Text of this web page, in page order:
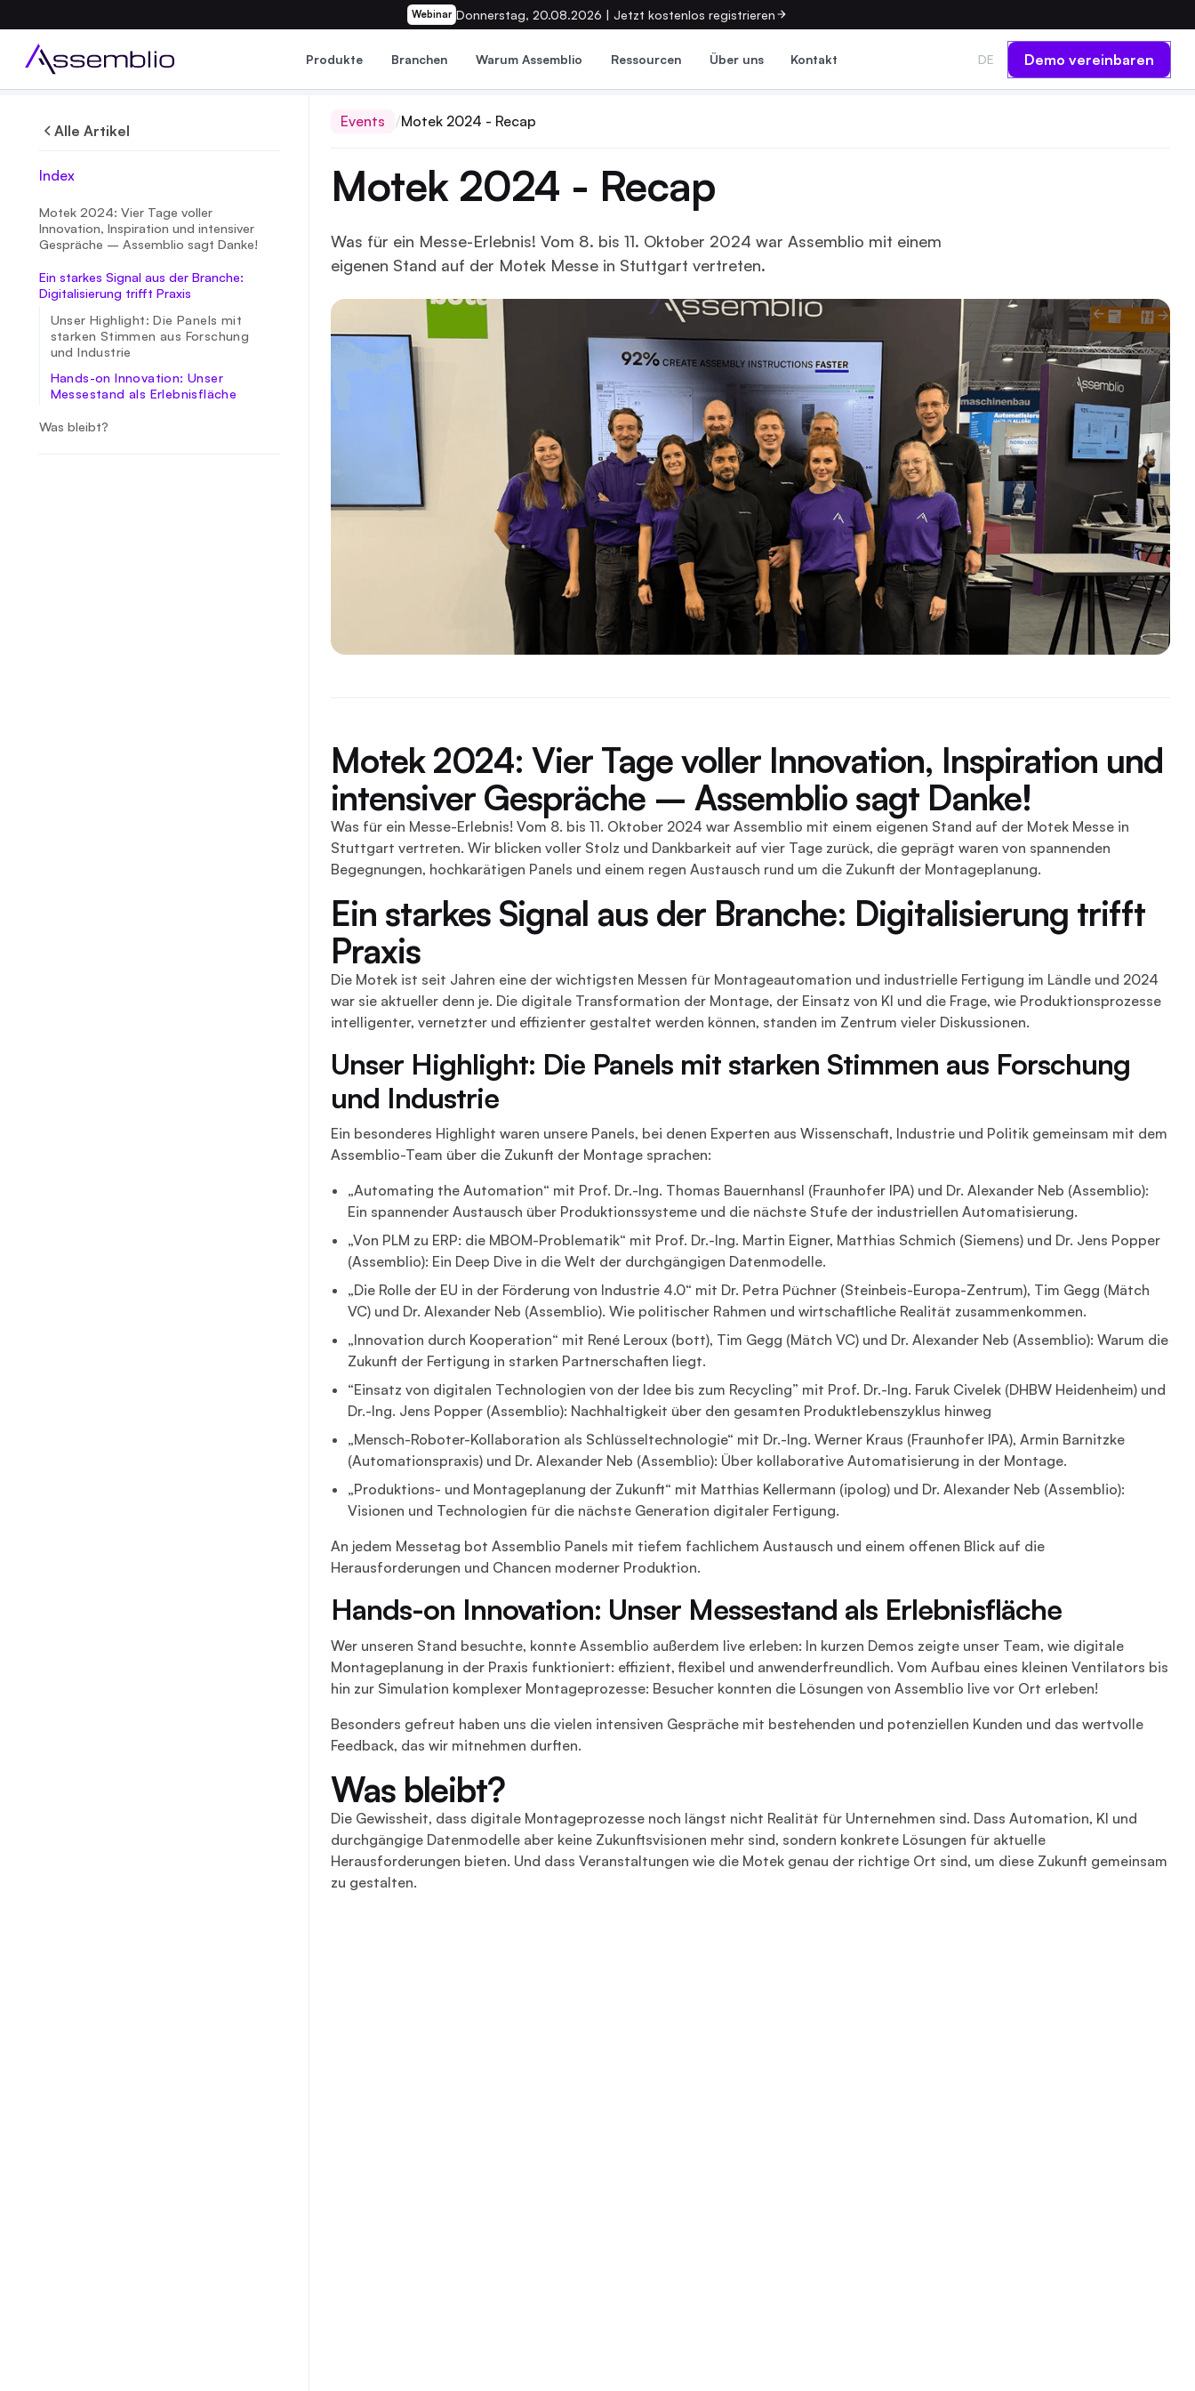
Webinar Donnerstag, 20.08.2026 | Jetzt kostenlos registrieren
Produkte Branchen Warum Assemblio Ressourcen Über uns Kontakt DE Demo vereinbaren
Alle Artikel
Index
Motek 2024: Vier Tage voller
Innovation, Inspiration und intensiver
Gespräche – Assemblio sagt Danke!
Ein starkes Signal aus der Branche:
Digitalisierung trifft Praxis
Unser Highlight: Die Panels mit
starken Stimmen aus Forschung
und Industrie
Hands-on Innovation: Unser
Messestand als Erlebnisfläche
Was bleibt?
Events Motek 2024 - Recap
Motek 2024 - Recap
Was für ein Messe-Erlebnis! Vom 8. bis 11. Oktober 2024 war Assemblio mit einem
eigenen Stand auf der Motek Messe in Stuttgart vertreten.
Motek 2024: Vier Tage voller Innovation, Inspiration und
intensiver Gespräche – Assemblio sagt Danke!
Was für ein Messe-Erlebnis! Vom 8. bis 11. Oktober 2024 war Assemblio mit einem eigenen Stand auf der Motek Messe in
Stuttgart vertreten. Wir blicken voller Stolz und Dankbarkeit auf vier Tage zurück, die geprägt waren von spannenden
Begegnungen, hochkarätigen Panels und einem regen Austausch rund um die Zukunft der Montageplanung.
Ein starkes Signal aus der Branche: Digitalisierung trifft
Praxis
Die Motek ist seit Jahren eine der wichtigsten Messen für Montageautomation und industrielle Fertigung im Ländle und 2024
war sie aktueller denn je. Die digitale Transformation der Montage, der Einsatz von KI und die Frage, wie Produktionsprozesse
intelligenter, vernetzter und effizienter gestaltet werden können, standen im Zentrum vieler Diskussionen.
Unser Highlight: Die Panels mit starken Stimmen aus Forschung
und Industrie
Ein besonderes Highlight waren unsere Panels, bei denen Experten aus Wissenschaft, Industrie und Politik gemeinsam mit dem
Assemblio-Team über die Zukunft der Montage sprachen:
„Automating the Automation“ mit Prof. Dr.-Ing. Thomas Bauernhansl (Fraunhofer IPA) und Dr. Alexander Neb (Assemblio):
Ein spannender Austausch über Produktionssysteme und die nächste Stufe der industriellen Automatisierung.
„Von PLM zu ERP: die MBOM-Problematik“ mit Prof. Dr.-Ing. Martin Eigner, Matthias Schmich (Siemens) und Dr. Jens Popper
(Assemblio): Ein Deep Dive in die Welt der durchgängigen Datenmodelle.
„Die Rolle der EU in der Förderung von Industrie 4.0“ mit Dr. Petra Püchner (Steinbeis-Europa-Zentrum), Tim Gegg (Mätch
VC) und Dr. Alexander Neb (Assemblio). Wie politischer Rahmen und wirtschaftliche Realität zusammenkommen.
„Innovation durch Kooperation“ mit René Leroux (bott), Tim Gegg (Mätch VC) und Dr. Alexander Neb (Assemblio): Warum die
Zukunft der Fertigung in starken Partnerschaften liegt.
“Einsatz von digitalen Technologien von der Idee bis zum Recycling” mit Prof. Dr.-Ing. Faruk Civelek (DHBW Heidenheim) und
Dr.-Ing. Jens Popper (Assemblio): Nachhaltigkeit über den gesamten Produktlebenszyklus hinweg
„Mensch-Roboter-Kollaboration als Schlüsseltechnologie“ mit Dr.-Ing. Werner Kraus (Fraunhofer IPA), Armin Barnitzke
(Automationspraxis) und Dr. Alexander Neb (Assemblio): Über kollaborative Automatisierung in der Montage.
„Produktions- und Montageplanung der Zukunft“ mit Matthias Kellermann (ipolog) und Dr. Alexander Neb (Assemblio):
Visionen und Technologien für die nächste Generation digitaler Fertigung.
An jedem Messetag bot Assemblio Panels mit tiefem fachlichem Austausch und einem offenen Blick auf die
Herausforderungen und Chancen moderner Produktion.
Hands-on Innovation: Unser Messestand als Erlebnisfläche
Wer unseren Stand besuchte, konnte Assemblio außerdem live erleben: In kurzen Demos zeigte unser Team, wie digitale
Montageplanung in der Praxis funktioniert: effizient, flexibel und anwenderfreundlich. Vom Aufbau eines kleinen Ventilators bis
hin zur Simulation komplexer Montageprozesse: Besucher konnten die Lösungen von Assemblio live vor Ort erleben!
Besonders gefreut haben uns die vielen intensiven Gespräche mit bestehenden und potenziellen Kunden und das wertvolle
Feedback, das wir mitnehmen durften.
Was bleibt?
Die Gewissheit, dass digitale Montageprozesse noch längst nicht Realität für Unternehmen sind. Dass Automation, KI und
durchgängige Datenmodelle aber keine Zukunftsvisionen mehr sind, sondern konkrete Lösungen für aktuelle
Herausforderungen bieten. Und dass Veranstaltungen wie die Motek genau der richtige Ort sind, um diese Zukunft gemeinsam
zu gestalten.